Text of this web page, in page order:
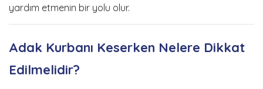
yardım etmenin bir yolu olur.
Adak Kurbanı Keserken Nelere Dikkat
Edilmelidir?